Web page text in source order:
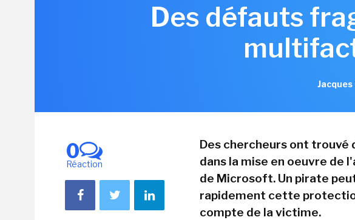
Des défauts
0
Réaction
Des chercheurs ont trouvé
dans la mise en oeuvre
de Microsoft. Un pirate
rapidement cette
compte de la victime.